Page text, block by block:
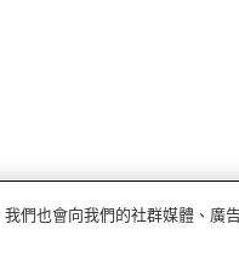
們也會向我們的社群媒體、廣